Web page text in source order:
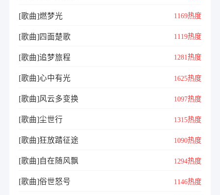
[歌曲]燃梦光 1169热度
[歌曲]四面楚歌 1119热度
[歌曲]追梦旅程 1281热度
[歌曲]心中有光 1625热度
[歌曲]风云多变换 1097热度
[歌曲]尘世行 1315热度
[歌曲]狂放踏征途 1090热度
[歌曲]自在随风飘 1294热度
[歌曲]俗世怒号 1146热度